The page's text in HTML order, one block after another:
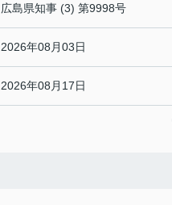
広島県知事 (3) 第9998号
2026年08月03日
2026年08月17日